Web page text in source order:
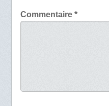
Commentaire *